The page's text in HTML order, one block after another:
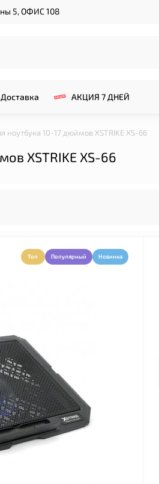
5, ОФИС 108
Доставка АКЦИЯ 7 ДНЕЙ
10-17 дюймов XSTRIKE XS-66
XSTRIKE XS-66
Топ Популярный Новинка